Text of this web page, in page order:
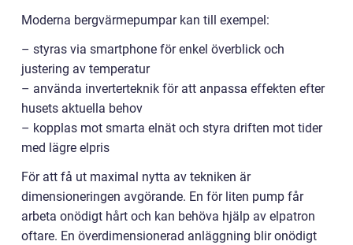
Moderna bergvärmepumpar kan till exempel:
– styras via smartphone för enkel överblick och
justering av temperatur
– använda inverterteknik för att anpassa effekten efter
husets aktuella behov
– kopplas mot smarta elnät och styra driften mot tider
med lägre elpris
För att få ut maximal nytta av tekniken är
dimensioneringen avgörande. En för liten pump får
arbeta onödigt hårt och kan behöva hjälp av elpatron
oftare. En överdimensionerad anläggning blir onödigt